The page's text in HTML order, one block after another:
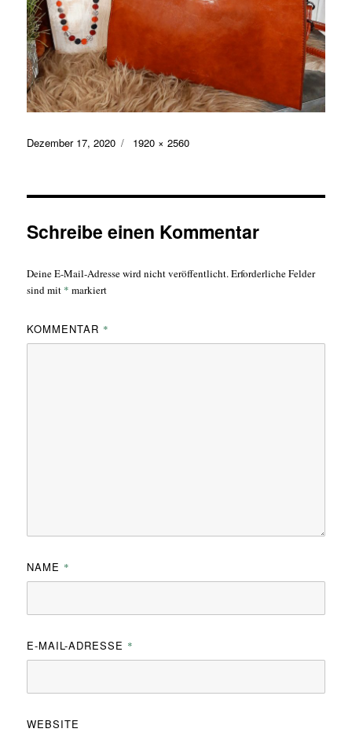
Veröffentlicht
Dezember 17, 2020
Volle
1920 × 2560
Schreibe einen Kommentar
Deine E-Mail-Adresse wird nicht veröffentlicht.Erforderliche Felder
sind mit * markiert
KOMMENTAR *
NAME *
E-MAIL-ADRESSE *
WEBSITE